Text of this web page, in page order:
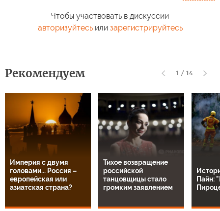
Чтобы участвовать в дискуссии
авторизуйтесьили зарегистрируйтесь
Рекомендуем 1 / 14
Империя с двумя
головами... Россия –
европейская или
азиатская страна?
Тихое возвращение
российской
танцовщицы стало
громким заявлением
Пайн: